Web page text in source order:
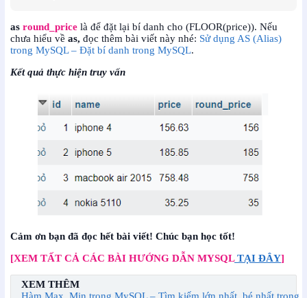
as round_price là để đặt lại bí danh cho (FLOOR(price)). Nếu
chưa hiểu về as, đọc thêm bài viết này nhé: Sử dụng AS (Alias)
trong MySQL – Đặt bí danh trong MySQL.
Kết quả thực hiện truy vấn
Cảm ơn bạn đã đọc hết bài viết! Chúc bạn học tốt!
[XEM TẤT CẢ CÁC BÀI HƯỚNG DẪN MYSQLTẠI ĐÂY]
XEM THÊM